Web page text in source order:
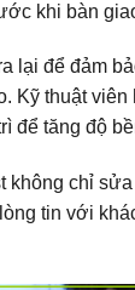
khi bàn
lại để đảm
Kỹ thuật
để tăng độ
không chỉ
tin với